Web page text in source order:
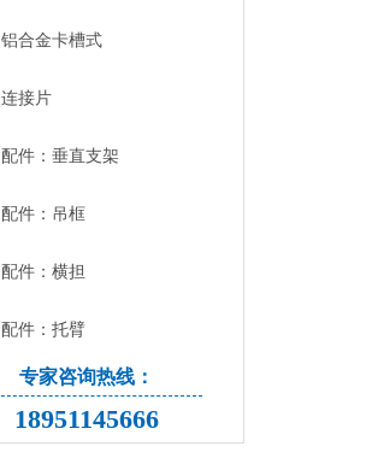
铝合金卡槽式
连接片
配件：垂直支架
配件：吊框
配件：横担
配件：托臂
专家咨询热线：
18951145666